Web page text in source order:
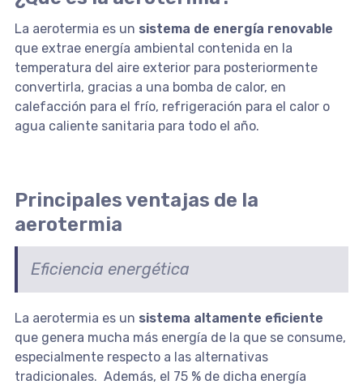
La aerotermia es un sistema de energía renovable
que extrae energía ambiental contenida en la
temperatura del aire exterior para posteriormente
convertirla, gracias a una bomba de calor, en
calefacción para el frío, refrigeración para el calor o
agua caliente sanitaria para todo el año.
Principales ventajas de la
aerotermia
Eficiencia energética
La aerotermia es un sistema altamente eficiente
que genera mucha más energía de la que se consume,
especialmente respecto a las alternativas
tradicionales. Además, el 75 % de dicha energía